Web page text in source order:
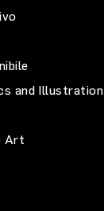
and Illustration
Art